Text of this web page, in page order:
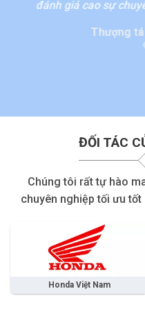
đánh giá cao sự
Thượng tá
ĐỐI TÁC
Chúng tôi rất tự hào
chuyên nghiệp tối ưu
Honda Việt Nam